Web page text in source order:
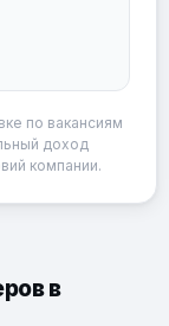
по вакансиям
доход
компании.
в